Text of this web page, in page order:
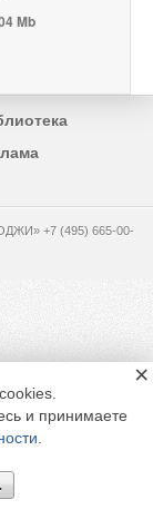
Mb
+7 (495) 665-00-
и принимаете
×